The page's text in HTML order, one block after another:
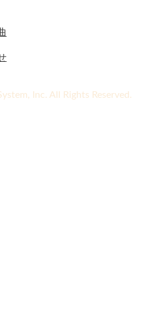
Inc. All Rights Reserved.